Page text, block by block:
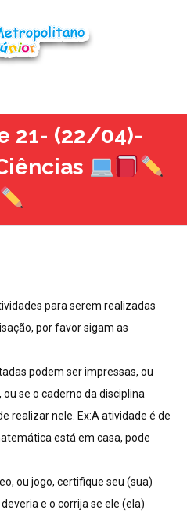
21- (22/04)-
para serem realizadas
por favor sigam as
podem ser impressas, ou
se o caderno da disciplina
realizar nele. Ex:A atividade é de
está em casa, pode
ou jogo, certifique seu (sua)
e o corrija se ele (ela)